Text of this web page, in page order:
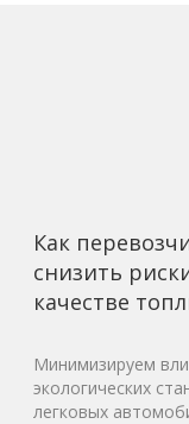
Как
снизить
качестве
Минимизируем
экологических
легковых